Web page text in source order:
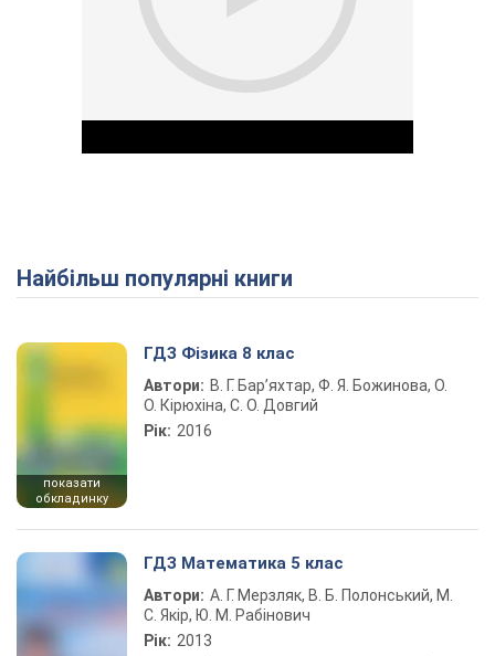
Play Video
Найбільш популярні книги
показати
обкладинку
ГДЗ Фізика 8 клас
Автори: В. Г. Бар’яхтар, Ф. Я. Божинова, О.
О. Кірюхіна, С. О. Довгий
Рік: 2016
ГДЗ Математика 5 клас
Автори: А. Г. Мерзляк, В. Б. Полонський, М.
С. Якір, Ю. М. Рабінович
Рік: 2013